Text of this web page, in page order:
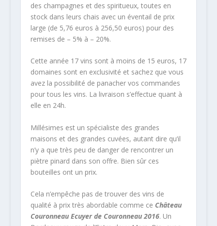
des champagnes et des spiritueux, toutes en
stock dans leurs chais avec un éventail de prix
large (de 5,76 euros à 256,50 euros) pour des
remises de – 5% à – 20%.
Cette année 17 vins sont à moins de 15 euros, 17
domaines sont en exclusivité et sachez que vous
avez la possibilité de panacher vos commandes
pour tous les vins. La livraison s’effectue quant à
elle en 24h.
Millésimes est un spécialiste des grandes
maisons et des grandes cuvées, autant dire qu’il
n’y a que très peu de danger de rencontrer un
piètre pinard dans son offre. Bien sûr ces
bouteilles ont un prix.
Cela n’empêche pas de trouver des vins de
qualité à prix très abordable comme ce Château
Couronneau Ecuyer de Couronneau 2016. Un